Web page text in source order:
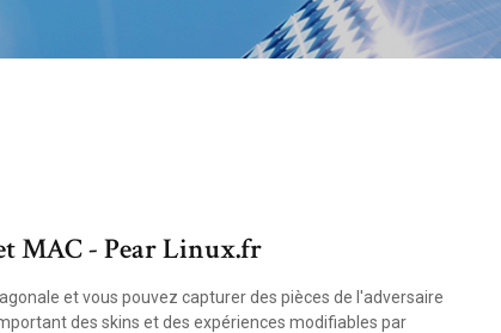
MAC - Pear Linux.fr
et vous pouvez capturer des pièces de l'adversaire
des skins et des expériences modifiables par